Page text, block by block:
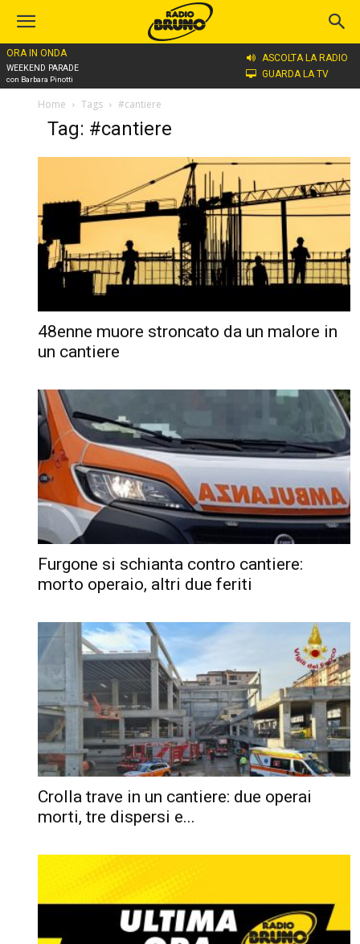
ORA IN ONDA
WEEKEND PARADE
con Barbara Pinotti
ASCOLTA LA RADIO
GUARDA LA TV
Home Tags #cantiere
Tag: #cantiere
48enne muore stroncato da un malore in
un cantiere
Furgone si schianta contro cantiere:
morto operaio, altri due feriti
Crolla trave in un cantiere: due operai
morti, tre dispersi e...